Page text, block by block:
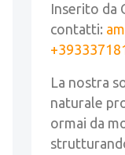
Inserito da
contatti:
La nostra
naturale
ormai da